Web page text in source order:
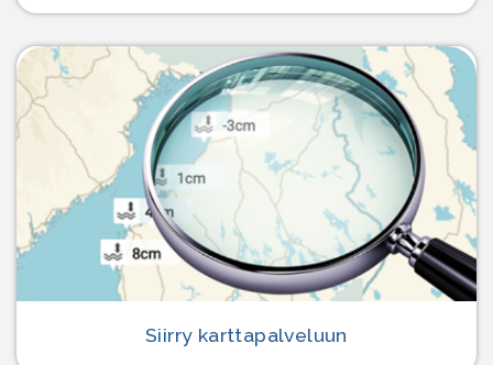
Siirry karttapalveluun